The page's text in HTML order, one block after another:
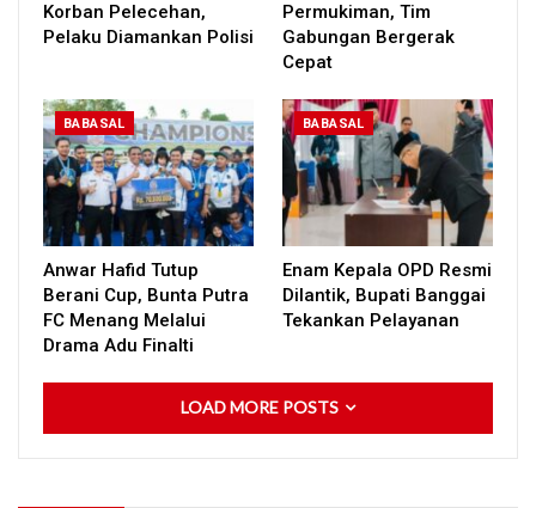
Korban Pelecehan,
Pelaku Diamankan Polisi
Permukiman, Tim
Gabungan Bergerak
Cepat
BABASAL
Anwar Hafid Tutup
Berani Cup, Bunta Putra
FC Menang Melalui
Drama Adu Finalti
BABASAL
Enam Kepala OPD Resmi
Dilantik, Bupati Banggai
Tekankan Pelayanan
LOAD MORE POSTS